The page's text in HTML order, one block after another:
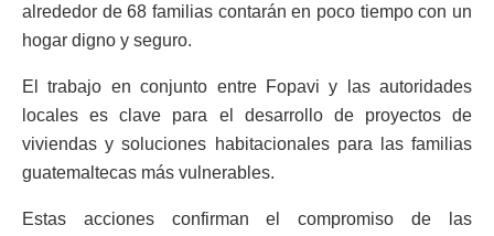
alrededor de 68 familias contarán en poco tiempo con un
hogar digno y seguro.
El trabajo en conjunto entre Fopavi y las autoridades
locales es clave para el desarrollo de proyectos de
viviendas y soluciones habitacionales para las familias
guatemaltecas más vulnerables.
Estas acciones confirman el compromiso de las